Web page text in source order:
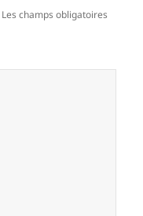
Les champs obligatoires